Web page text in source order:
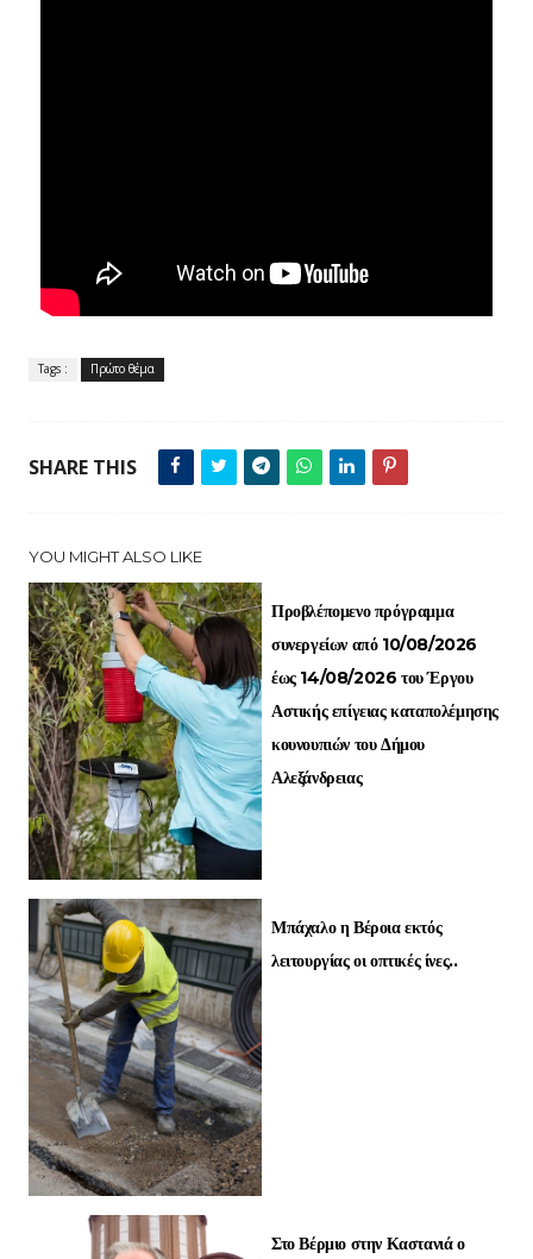
Tags : Πρώτο θέμα
SHARE THIS
YOU MIGHT ALSO LIKE
Προβλέπομενο πρόγραμμα
συνεργείων από 10/08/2026
έως 14/08/2026 του Έργου
Αστικής επίγειας καταπολέμησης
κουνουπιών του Δήμου
Αλεξάνδρειας
Μπάχαλο η Βέροια εκτός
λειτουργίας οι οπτικές ίνες..
Στο Βέρμιο στην Καστανιά ο